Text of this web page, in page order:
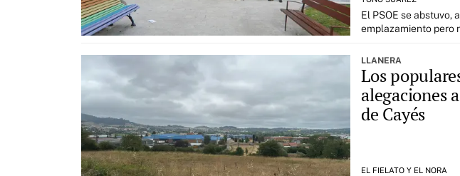
El PSOE se abstuvo,
emplazamiento pero
LLANERA
Los
alegaciones
de Cayés
EL FIELATO Y EL NORA